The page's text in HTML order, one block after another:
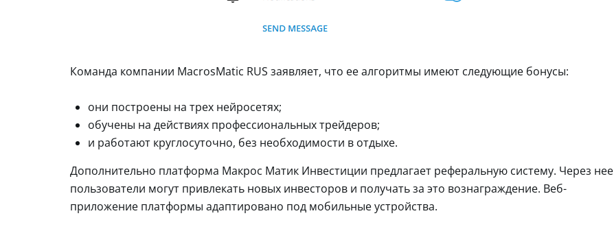
Команда компании MacrosMatic RUS заявляет, что ее алгоритмы имеют следующие бонусы:
они построены на трех нейросетях;
обучены на действиях профессиональных трейдеров;
и работают круглосуточно, без необходимости в отдыхе.
Дополнительно платформа Макрос Матик Инвестиции предлагает реферальную систему. Через нее
пользователи могут привлекать новых инвесторов и получать за это вознаграждение. Веб-
приложение платформы адаптировано под мобильные устройства.